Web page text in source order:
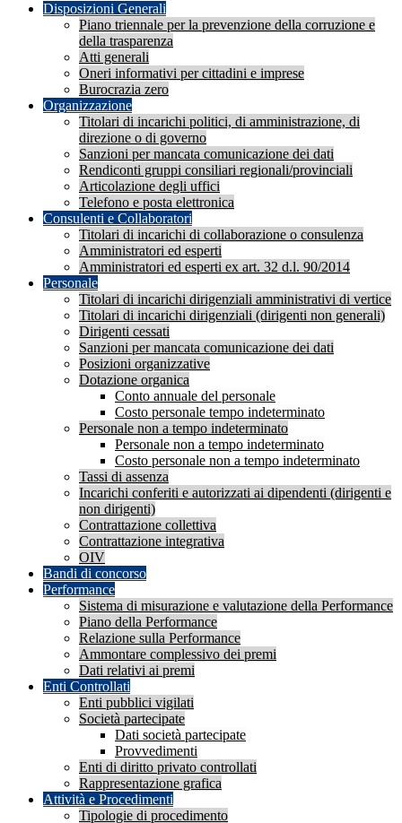
Disposizioni Generali
Piano triennale per la prevenzione della corruzione e
della trasparenza
Atti generali
Oneri informativi per cittadini e imprese
Burocrazia zero
Organizzazione
Titolari di incarichi politici, di amministrazione, di
direzione o di governo
Sanzioni per mancata comunicazione dei dati
Rendiconti gruppi consiliari regionali/provinciali
Articolazione degli uffici
Telefono e posta elettronica
Consulenti e Collaboratori
Titolari di incarichi di collaborazione o consulenza
Amministratori ed esperti
Amministratori ed esperti ex art. 32 d.l. 90/2014
Personale
Titolari di incarichi dirigenziali amministrativi di vertice
Titolari di incarichi dirigenziali (dirigenti non generali)
Dirigenti cessati
Sanzioni per mancata comunicazione dei dati
Posizioni organizzative
Dotazione organica
Conto annuale del personale
Costo personale tempo indeterminato
Personale non a tempo indeterminato
Personale non a tempo indeterminato
Costo personale non a tempo indeterminato
Tassi di assenza
Incarichi conferiti e autorizzati ai dipendenti (dirigenti e
non dirigenti)
Contrattazione collettiva
Contrattazione integrativa
OIV
Bandi di concorso
Performance
Sistema di misurazione e valutazione della Performance
Piano della Performance
Relazione sulla Performance
Ammontare complessivo dei premi
Dati relativi ai premi
Enti Controllati
Enti pubblici vigilati
Società partecipate
Dati società partecipate
Provvedimenti
Enti di diritto privato controllati
Rappresentazione grafica
Attività e Procedimenti
Tipologie di procedimento